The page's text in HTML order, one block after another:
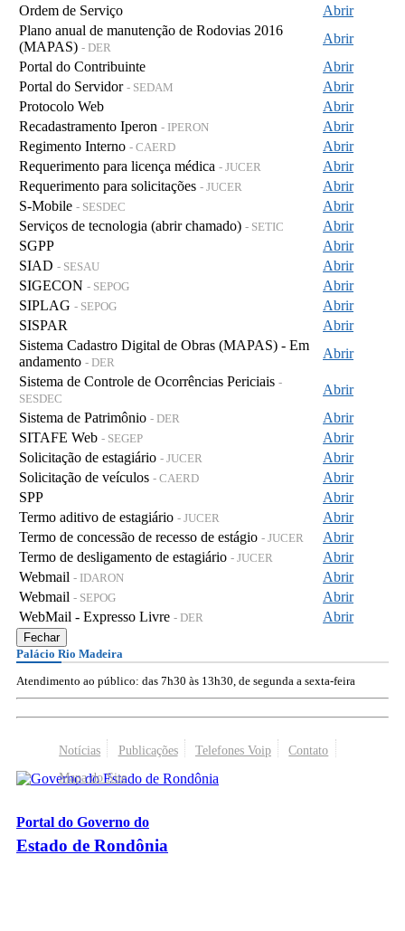
Ordem de Serviço
Abrir
Plano anual de manutenção de Rodovias 2016
(MAPAS) - DER
Abrir
Portal do Contribuinte
Abrir
Portal do Servidor - SEDAM
Abrir
Protocolo Web
Abrir
Recadastramento Iperon - IPERON
Abrir
Regimento Interno - CAERD
Abrir
Requerimento para licença médica - JUCER
Abrir
Requerimento para solicitações - JUCER
Abrir
S-Mobile - SESDEC
Abrir
Serviços de tecnologia (abrir chamado) - SETIC
Abrir
SGPP
Abrir
SIAD - SESAU
Abrir
SIGECON - SEPOG
Abrir
SIPLAG - SEPOG
Abrir
SISPAR
Abrir
Sistema Cadastro Digital de Obras (MAPAS) - Em
andamento - DER
Abrir
Sistema de Controle de Ocorrências Periciais -
SESDEC
Abrir
Sistema de Patrimônio - DER
Abrir
SITAFE Web - SEGEP
Abrir
Solicitação de estagiário - JUCER
Abrir
Solicitação de veículos - CAERD
Abrir
SPP
Abrir
Termo aditivo de estagiário - JUCER
Abrir
Termo de concessão de recesso de estágio - JUCER
Abrir
Termo de desligamento de estagiário - JUCER
Abrir
Webmail - IDARON
Abrir
Webmail - SEPOG
Abrir
WebMail - Expresso Livre - DER Abrir
Fechar
Palácio Rio Madeira
Atendimento ao público: das 7h30 às 13h30, de segunda a sexta-feira
Notícias Publicações Telefones Voip
Contato
Mapa do Site
Portal do Governo do
Estado de Rondônia